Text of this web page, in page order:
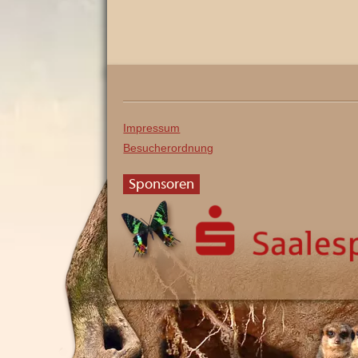
Impressum
Besucherordnung
Sponsoren
Saalesparkasse
Kolophon